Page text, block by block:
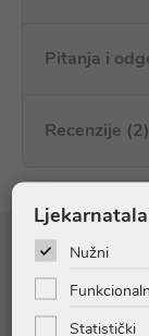
Pitanja i
Recenzije (2)
Sastojci u
Nužni
Statistički